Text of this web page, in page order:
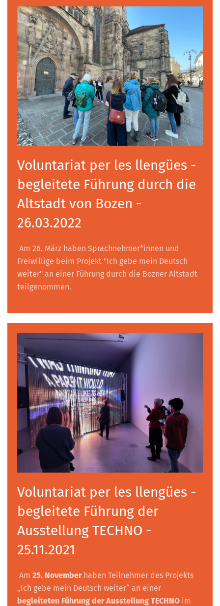
Voluntariat per les llengües -
begleitete Führung durch die
Altstadt von Bozen -
26.03.2022
Am 26. März haben Sprachnehmer*innen und
Freiwillige beim Projekt "Ich gebe mein Deutsch
weiter" an einer Führung durch die Bozner Altstadt
teilgenommen.
Voluntariat per les llengües -
begleitete Führung der
Ausstellung TECHNO -
25.11.2021
Am 25. Novemberhaben Teilnehmer des Projekts
„Ich gebe mein Deutsch weiter“ an einer
begleiteten Führung der Ausstellung TECHNO im